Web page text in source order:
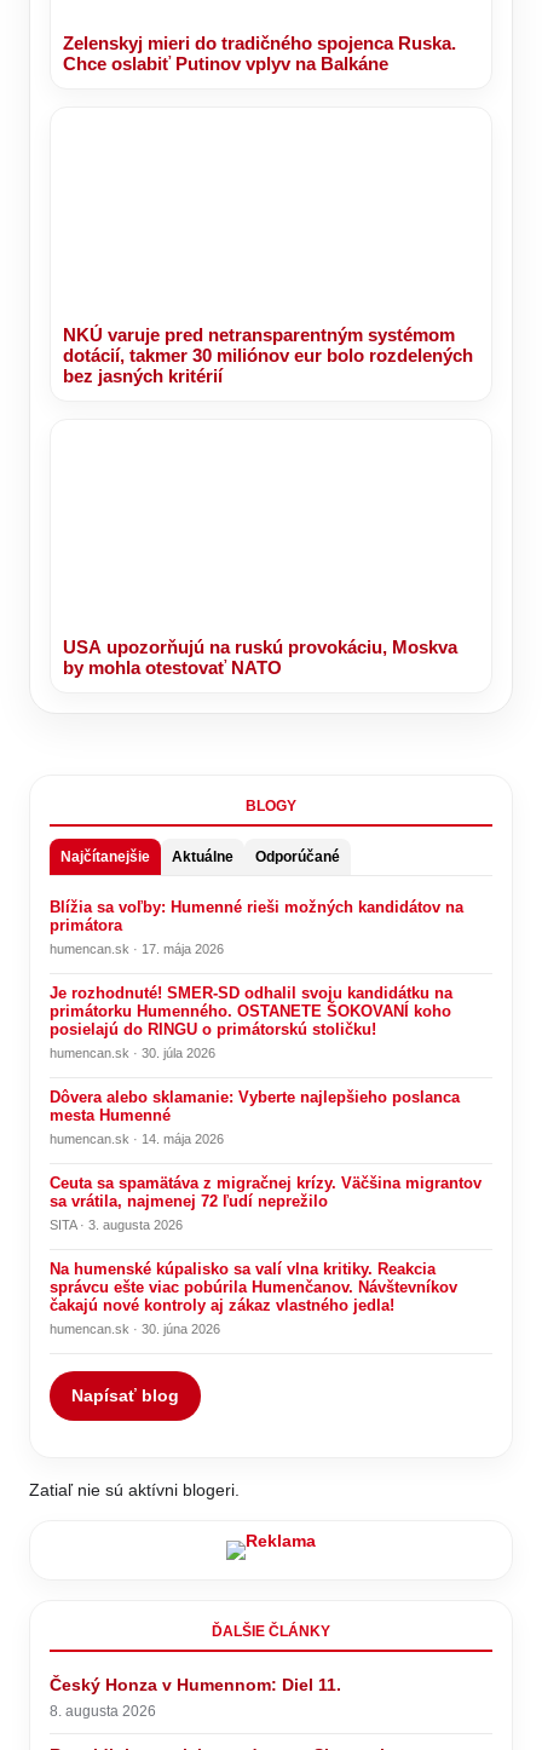
Zelenskyj mieri do tradičného spojenca Ruska.
Chce oslabiť Putinov vplyv na Balkáne
NKÚ varuje pred netransparentným systémom
dotácií, takmer 30 miliónov eur bolo rozdelených
bez jasných kritérií
USA upozorňujú na ruskú provokáciu, Moskva
by mohla otestovať NATO
BLOGY
Najčítanejšie Aktuálne Odporúčané
Blížia sa voľby: Humenné rieši možných kandidátov na
primátora
humencan.sk · 17. mája 2026
Je rozhodnuté! SMER-SD odhalil svoju kandidátku na
primátorku Humenného. OSTANETE ŠOKOVANÍ koho
posielajú do RINGU o primátorskú stoličku!
humencan.sk · 30. júla 2026
Dôvera alebo sklamanie: Vyberte najlepšieho poslanca
mesta Humenné
humencan.sk · 14. mája 2026
Ceuta sa spamätáva z migračnej krízy. Väčšina migrantov
sa vrátila, najmenej 72 ľudí neprežilo
SITA · 3. augusta 2026
Na humenské kúpalisko sa valí vlna kritiky. Reakcia
správcu ešte viac pobúrila Humenčanov. Návštevníkov
čakajú nové kontroly aj zákaz vlastného jedla!
humencan.sk · 30. júna 2026
Napísať blog
Zatiaľ nie sú aktívni blogeri.
ĎALŠIE ČLÁNKY
Český Honza v Humennom: Diel 11.
8. augusta 2026